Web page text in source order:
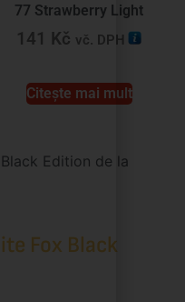
77 Strawberry Light
141 Kč vč. DPH
Citește mai mult
Edition de la
Fox Black